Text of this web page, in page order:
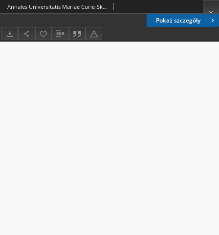
Pokaż szczegóły
Annales Universitatis Mariae Curie-Skłodowska. Sectio FF, Philologiae. Spis treści Vol. 11 (1993)